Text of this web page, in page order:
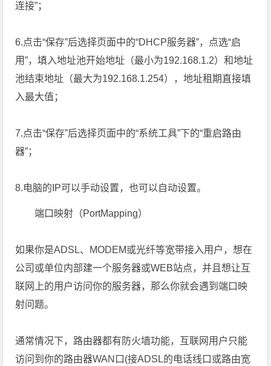
连接”；
6.点击“保存”后选择页面中的“DHCP服务器”，点选“启
用”，填入地址池开始地址（最小为192.168.1.2）和地址
池结束地址（最大为192.168.1.254），地址租期直接填
入最大值；
7.点击“保存”后选择页面中的“系统工具”下的“重启路由
器”；
8.电脑的IP可以手动设置，也可以自动设置。
端口映射（PortMapping）
如果你是ADSL、MODEM或光纤等宽带接入用户，想在
公司或单位内部建一个服务器或WEB站点，并且想让互
联网上的用户访问你的服务器，那么你就会遇到端口映
射问题。
通常情况下，路由器都有防火墙功能，互联网用户只能
访问到你的路由器WAN口(接ADSL的电话线口或路由宽